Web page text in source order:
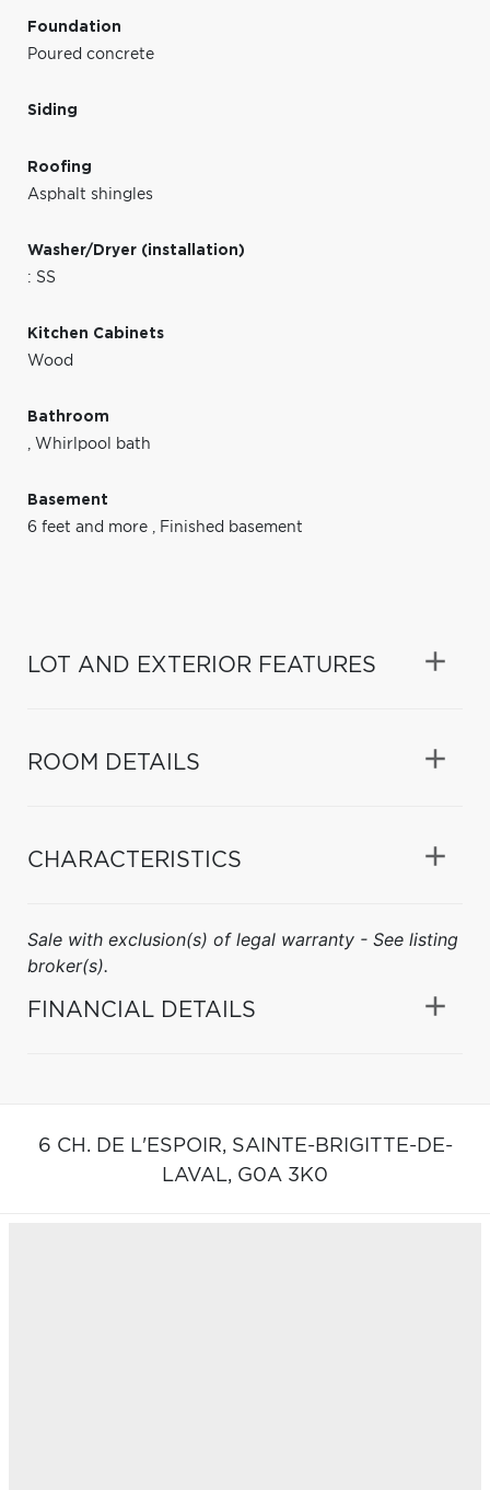
Foundation
Poured concrete
Siding
Roofing
Asphalt shingles
Washer/Dryer (installation)
: SS
Kitchen Cabinets
Wood
Bathroom
, Whirlpool bath
Basement
6 feet and more , Finished basement
LOT AND EXTERIOR FEATURES
ROOM DETAILS
CHARACTERISTICS
Sale with exclusion(s) of legal warranty - See listing
broker(s).
FINANCIAL DETAILS
6 CH. DE L'ESPOIR, SAINTE-BRIGITTE-DE-
LAVAL, G0A 3K0